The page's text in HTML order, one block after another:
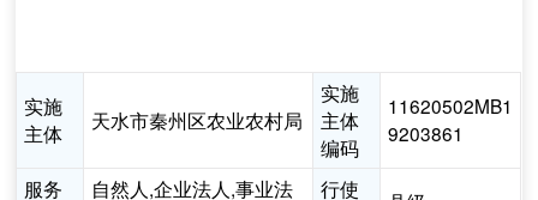
实施
主体
天水市秦州区农业农村局
实施
主体
编码
11620502MB1
9203861
服务
自然人,企业法人,事业法
行使